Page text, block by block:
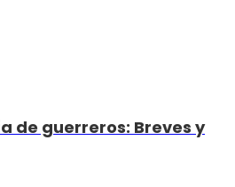
de guerreros: Breves y